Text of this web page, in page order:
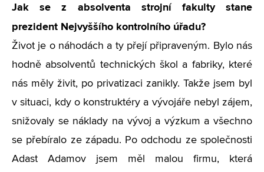
Jak se z absolventa strojní fakulty stane
prezident Nejvyššího kontrolního úřadu?
Život je o náhodách a ty přejí připraveným. Bylo nás
hodně absolventů technických škol a fabriky, které
nás měly živit, po privatizaci zanikly. Takže jsem byl
v situaci, kdy o konstruktéry a vývojáře nebyl zájem,
snižovaly se náklady na vývoj a výzkum a všechno
se přebíralo ze západu. Po odchodu ze společnosti
Adast Adamov jsem měl malou firmu, která